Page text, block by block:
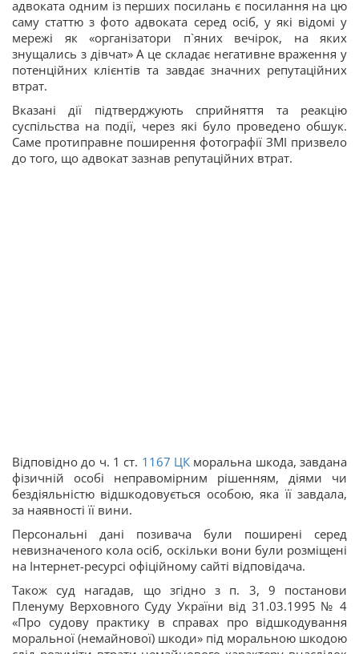
адвоката одним із перших посилань є посилання на цю
саму статтю з фото адвоката серед осіб, у які відомі у
мережі як «організатори п`яних вечірок, на яких
знущались з дівчат» А це складає негативне враження у
потенційних клієнтів та завдає значних репутаційних
втрат.
Вказані дії підтверджують сприйняття та реакцію
суспільства на події, через які було проведено обшук.
Саме протиправне поширення фотографії ЗМІ призвело
до того, що адвокат зазнав репутаційних втрат.
Відповідно до ч. 1 ст. 1167 ЦК моральна шкода, завдана
фізичній особі неправомірним рішенням, діями чи
бездіяльністю відшкодовується особою, яка її завдала,
за наявності її вини.
Персональні дані позивача були поширені серед
невизначеного кола осіб, оскільки вони були розміщені
на Інтернет-ресурсі офіційному сайті відповідача.
Також суд нагадав, що згідно з п. 3, 9 постанови
Пленуму Верховного Суду України від 31.03.1995 № 4
«Про судову практику в справах про відшкодування
моральної (немайнової) шкоди» під моральною шкодою